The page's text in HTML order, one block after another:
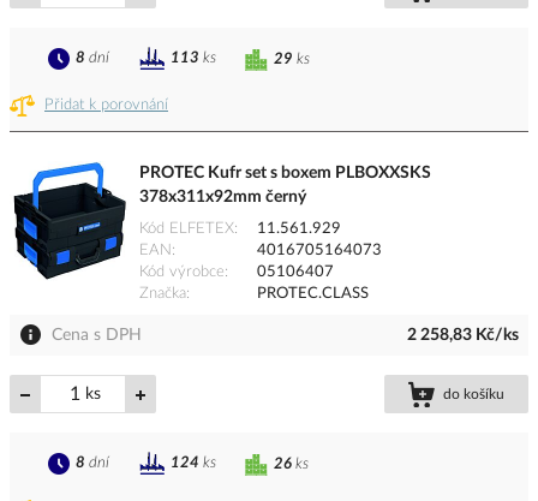
Přidat k porovnání
29 ks
8 dní 113 ks
PROTEC Kufr set s boxem PLBOXXSKS
378x311x92mm černý
Kód ELFETEX
11.561.929
EAN
4016705164073
Kód výrobce
05106407
Značka
PROTEC.CLASS
Cena s DPH 2 258,83 Kč/ks
ks do košíku
26 ks
8 dní 124 ks